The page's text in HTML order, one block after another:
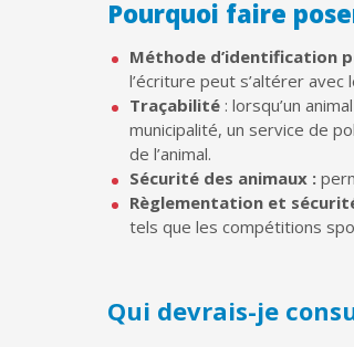
Pourquoi faire
Méthode d’identification
l’écriture peut s’altérer avec
Traçabilité : lorsqu’un
municipalité, un service de
de l’animal.
Sécurité des animaux :
Règlementation et
tels que les compétitions
Qui devrais-je